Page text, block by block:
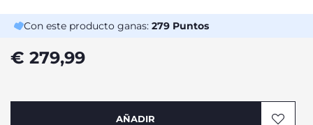
Con este producto ganas: 279 Puntos
€ 279,99
AÑADIR